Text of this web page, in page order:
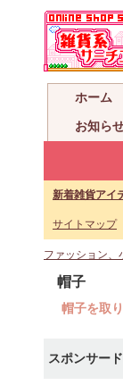
ホーム
お知ら
新着雑貨アイ
サイトマップ
ファッション、
帽子
帽子を取
スポンサー